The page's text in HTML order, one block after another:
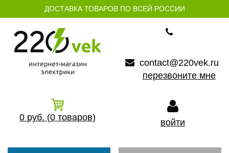
ДОСТАВКА ТОВАРОВ ПО ВСЕЙ РОССИИ
contact@220vek.ru
перезвоните мне
0 руб. (0 товаров) войти